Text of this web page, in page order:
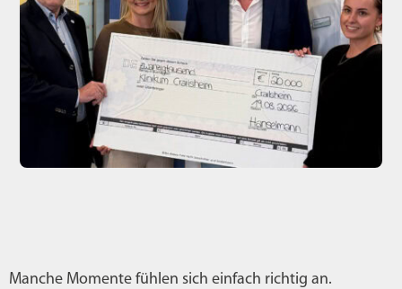
Manche Momente fühlen sich einfach richtig an.